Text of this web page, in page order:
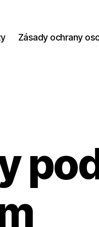
Zásady ochrany